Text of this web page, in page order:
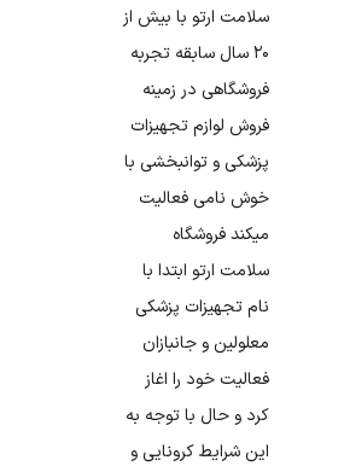
سلامت ارتو با بیش از
۲۰ سال سابقه تجربه
فروشگاهی در زمینه
فروش لوازم تجهیزات
پزشکی و توانبخشی با
خوش نامی فعالیت
میکند فروشگاه
سلامت ارتو ابتدا با
نام تجهیزات پزشکی
معلولین و جانبازان
فعالیت خود را اغاز
کرد و حال با توجه به
این شرایط کرونایی و